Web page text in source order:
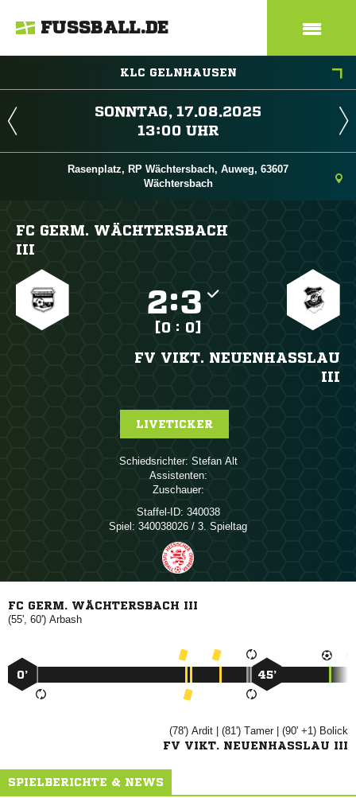
FUSSBALL.DE
KLC GELNHAUSEN
 
 
Rasenplatz, RP Wächtersbach, Auweg, 63607
Wächtersbach
FC GERM. WÄCHTERSBACH
III
:
[0 : 0]
FV VIKT. NEUENHASSLAU I
II
LIVETICKER
Schiedsrichter:  
Assistenten:
Zuschauer:
Staffel-ID: 340038
Spiel: 340038026 / 3. Spieltag
FC GERM. WÄCHTERSBACH III
(55', 60') 
0’ 45’
(78')  | (81') | (90' +1) 
FV VIKT. NEUENHASSLAU III
SPIELBERICHTE & NEWS